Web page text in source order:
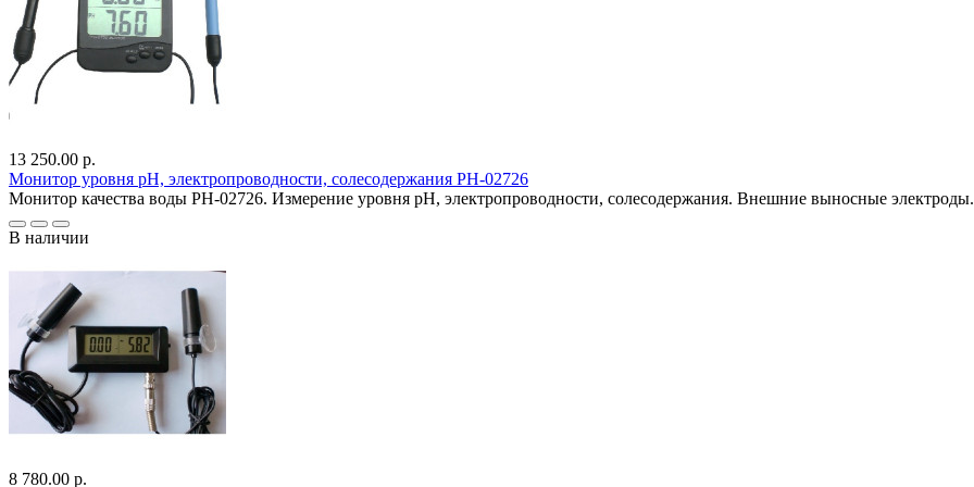
13 250.00 р.
Монитор уровня pH, электропроводности, солесодержания PH-02726
Монитор качества воды PH-02726. Измерение уровня pH, электропроводности, солесодержания. Внешние выносные
В наличии
8 780.00 р.